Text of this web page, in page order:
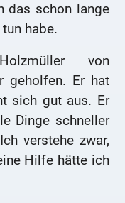
das schon lange
habe.
von
geholfen. Er hat
sich gut aus. Er
Dinge schneller
verstehe zwar,
Hilfe hätte ich